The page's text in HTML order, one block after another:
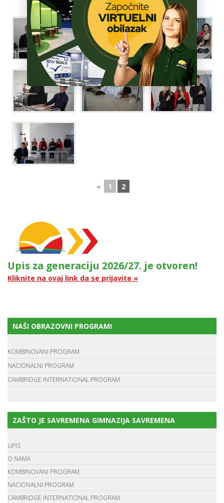
◄ 1 2
Upis za generaciju 2026/27. je otvoren!
Kliknite na ovaj link da se prijavite »
NAŠI OBRAZOVNI PROGRAMI
KOMBINOVANI PROGRAM
NACIONALNI PROGRAM
CAMBRIDGE INTERNATIONAL PROGRAM
ZAŠTO JE SAVREMENA GIMNAZIJA SAVREMENA
UPIS
O NAMA
KOMBINOVANI PROGRAM
NACIONALNI PROGRAM
CAMBRIDGE INTERNATIONAL PROGRAM